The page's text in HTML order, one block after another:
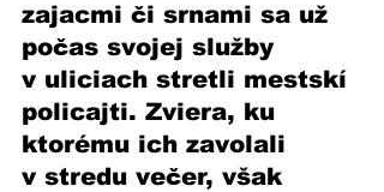
zajacmi či srnami sa už
počas svojej služby
v uliciach stretli mestskí
policajti. Zviera, ku
ktorému ich zavolali
v stredu večer, však